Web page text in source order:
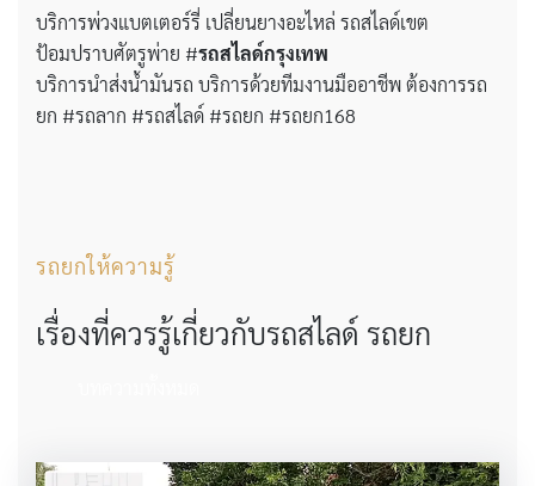
บริการพ่วงแบตเตอร์รี่ เปลี่ยนยางอะไหล่ รถสไลด์เขต
ป้อมปราบศัตรูพ่าย #รถสไลด์กรุงเทพ
บริการนำส่งน้ำมันรถ บริการด้วยทีมงานมืออาชีพ ต้องการรถ
ยก #รถลาก #รถสไลด์ #รถยก #รถยก168
รถยกให้ความรู้
เรื่องที่ควรรู้เกี่ยวกับรถสไลด์ รถยก